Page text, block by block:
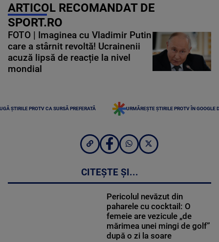
ARTICOL RECOMANDAT DE
SPORT.RO
FOTO | Imaginea cu Vladimir Putin
care a stârnit revoltă! Ucrainenii
acuză lipsă de reacție la nivel
mondial
ȘTIRILE PROTV CA SURSĂ PREFERATĂ URMĂREȘTE ȘTIRILE PROTV ÎN GOOGLE
CITEȘTE ȘI...
Pericolul nevăzut din
paharele cu cocktail: O
femeie are vezicule „de
mărimea unei mingi de golf”
după o zi la soare